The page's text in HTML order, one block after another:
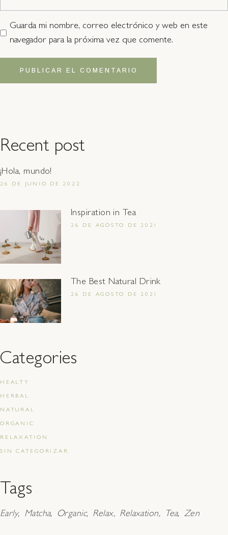
Guarda mi nombre, correo electrónico y web en este
navegador para la próxima vez que comente.
PUBLICAR EL COMENTARIO
Recent post
¡Hola, mundo!
26 DE JUNIO DE 2022
Inspiration in Tea
26 DE AGOSTO DE 2021
The Best Natural Drink
26 DE AGOSTO DE 2021
Categories
HEALTY
HERBAL
NATURAL
ORGANIC
RELAXATION
SIN CATEGORIZAR
Tags
Early Matcha Organic Relax Relaxation Tea Zen